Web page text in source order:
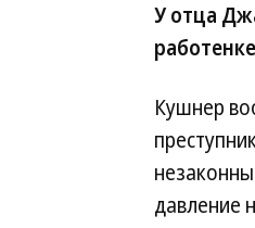
У отца
работенке
Кушнер
давление